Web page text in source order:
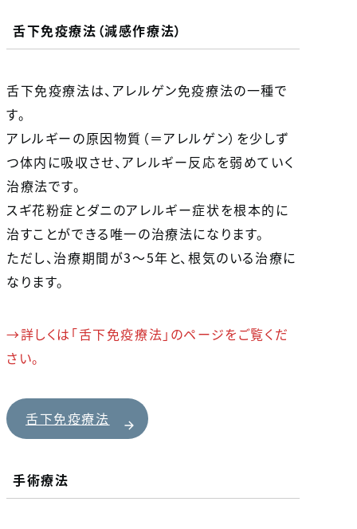
舌下免疫療法（減感作療法）
舌下免疫療法は、アレルゲン免疫療法の一種で
す。
アレルギーの原因物質（＝アレルゲン）を少しず
つ体内に吸収させ、アレルギー反応を弱めていく
治療法です。
スギ花粉症とダニのアレルギー症状を根本的に
治すことができる唯一の治療法になります。
ただし、治療期間が3～5年と、根気のいる治療に
なります。
→詳しくは「舌下免疫療法」のページをご覧くだ
さい。
舌下免疫療法
手術療法